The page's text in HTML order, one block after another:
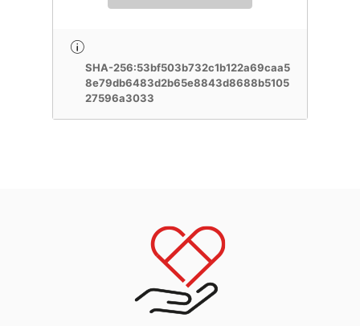
SHA-256:53bf503b732c1b122a69caa5
8e79db6483d2b65e8843d8688b5105
27596a3033